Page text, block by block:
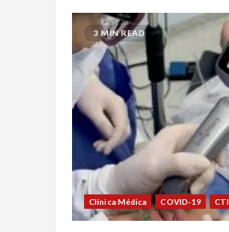
3 MIN READ
Clínica Médica COVID-19 CTI